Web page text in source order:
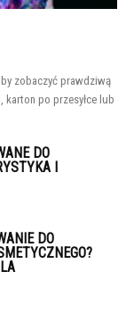
zobaczyć prawdziwą
karton po przesyłce lub
DO
I
DO